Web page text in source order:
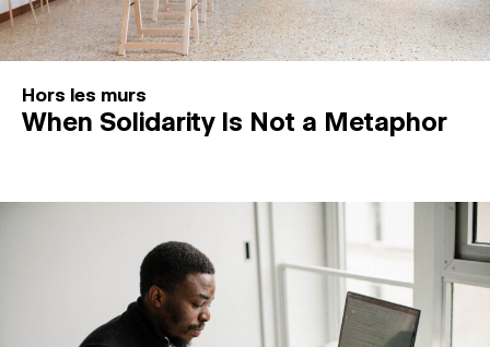
Hors les murs
When Solidarity Is Not a Metaphor